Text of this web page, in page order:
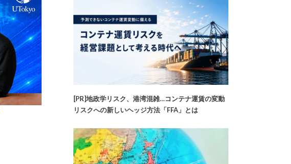
[PR]地政学リスク、港湾混雑…コンテナ運賃の変動
リスクへの新しいヘッジ方法「FFA」とは